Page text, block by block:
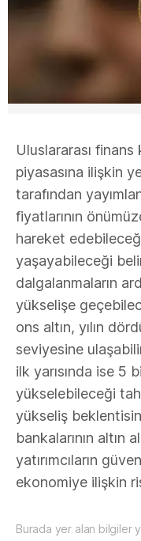
Uluslararası
piyasasına ilişkin
tarafından
fiyatlarının
hareket
yaşayabileceği
dalgalanmaların
yükselişe
ons altın, yılın
seviyesine
ilk yarısında ise 5
yükselebileceği
yükseliş
bankalarının altın
yatırımcıların
ekonomiye ilişkin
Burada yer alan bilgiler